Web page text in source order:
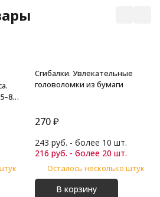
Сгибалки. Увлекательные
головоломки из бумаги
270 ₽
243 руб. - более 10 шт.
216 руб. - более 20 шт.
Осталось несколько штук
В корзину